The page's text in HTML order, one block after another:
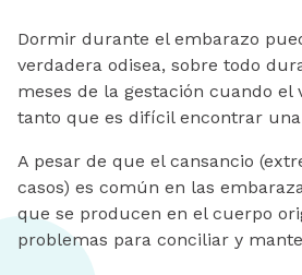
Dormir durante el embarazo
verdadera odisea, sobre todo
meses de la gestación cuando el
tanto que es difícil encontrar una
A pesar de que el cansancio
casos) es común en las
que se producen en el cuerpo
problemas para conciliar y